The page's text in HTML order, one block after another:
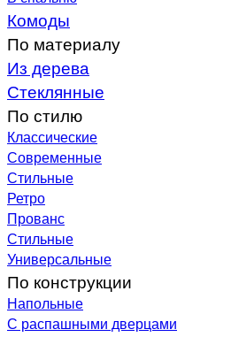
Комоды
По материалу
Из дерева
Стеклянные
По стилю
Классические
Современные
Стильные
Ретро
Прованс
Стильные
Универсальные
По конструкции
Напольные
С распашными дверцами